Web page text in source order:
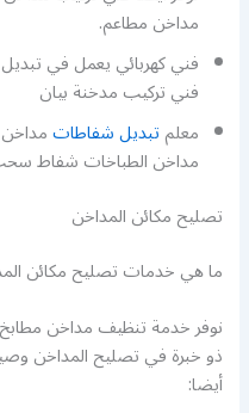
مداخن مطاعم.
فني كهربائي يعمل في
فني تركيب مدخنة بيان
معلمتبديل شفاطات
مداخن الطباخات شفاط
تصليح مكائن المداخن
ما هي خدمات تصليح مكائن
نوفر خدمة تنظيف مداخن
ذو خبرة في تصليح المداخن
أيضا: